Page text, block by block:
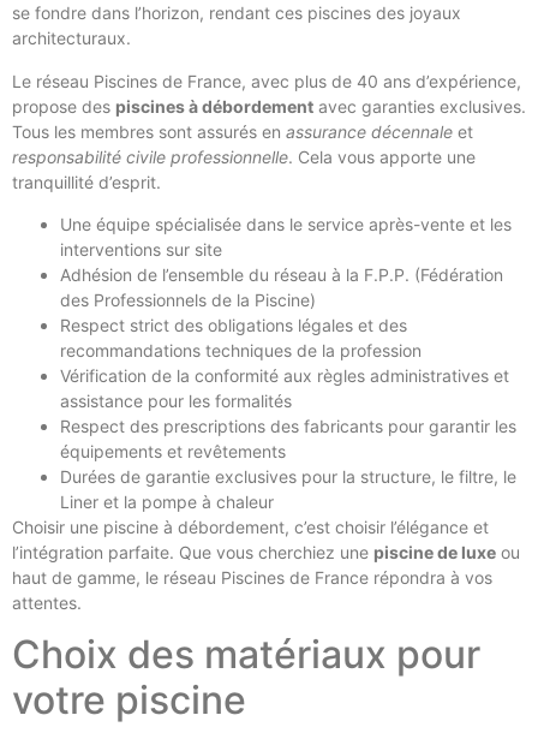
se fondre dans l’horizon, rendant ces piscines des joyaux
architecturaux.
Le réseau Piscines de France, avec plus de 40 ans d’expérience,
propose des piscines à débordement avec garanties exclusives.
Tous les membres sont assurés en assurance décennale et
responsabilité civile professionnelle. Cela vous apporte une
tranquillité d’esprit.
Une équipe spécialisée dans le service après-vente et les
interventions sur site
Adhésion de l’ensemble du réseau à la F.P.P. (Fédération
des Professionnels de la Piscine)
Respect strict des obligations légales et des
recommandations techniques de la profession
Vérification de la conformité aux règles administratives et
assistance pour les formalités
Respect des prescriptions des fabricants pour garantir les
équipements et revêtements
Durées de garantie exclusives pour la structure, le filtre, le
Liner et la pompe à chaleur
Choisir une piscine à débordement, c’est choisir l’élégance et
l’intégration parfaite. Que vous cherchiez une piscine de luxe ou
haut de gamme, le réseau Piscines de France répondra à vos
attentes.
Choix des matériaux pour
votre piscine